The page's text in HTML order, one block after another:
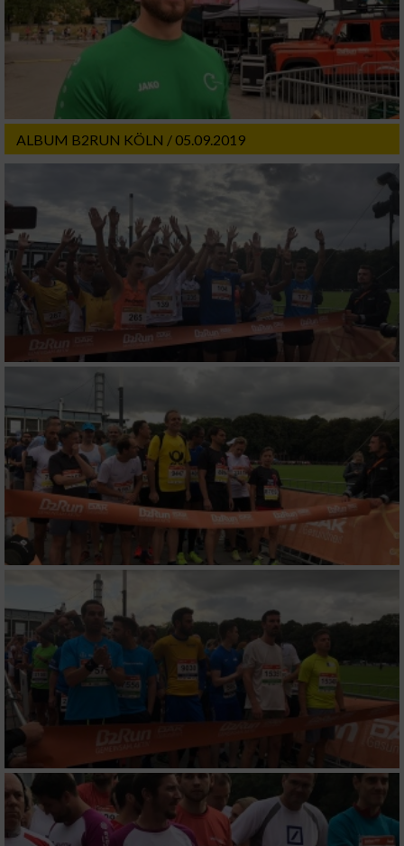
ALBUM B2RUN KÖLN / 05.09.2019